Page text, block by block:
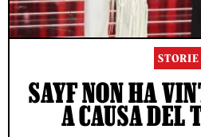
STORIE
SAYF NON HA
A CAUSA DEL